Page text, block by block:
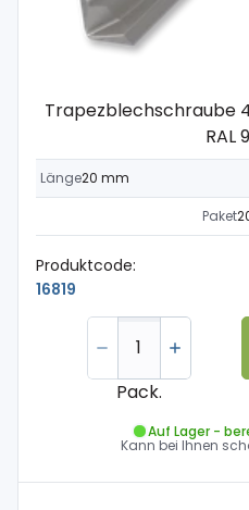
Trapezblechschraube
RAL
Länge20 mm
Paket
Produktcode:
16819
Pack.
Auf Lager -
Kann bei Ihnen